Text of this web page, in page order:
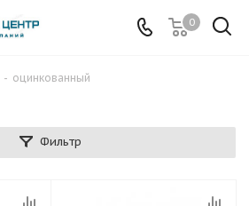
0
- оцинкованный
Фильтр